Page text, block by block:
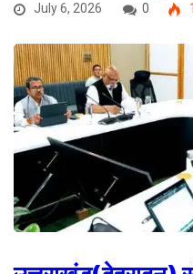
July 6, 2026 0